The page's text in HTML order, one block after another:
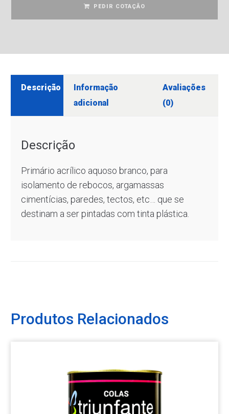
PEDIR COTAÇÃO
Descrição
Informação
adicional
Avaliações
(0)
Descrição
Primário acrílico aquoso branco, para
isolamento de rebocos, argamassas
cimentícias, paredes, tectos, etc… que se
destinam a ser pintadas com tinta plástica.
Produtos Relacionados